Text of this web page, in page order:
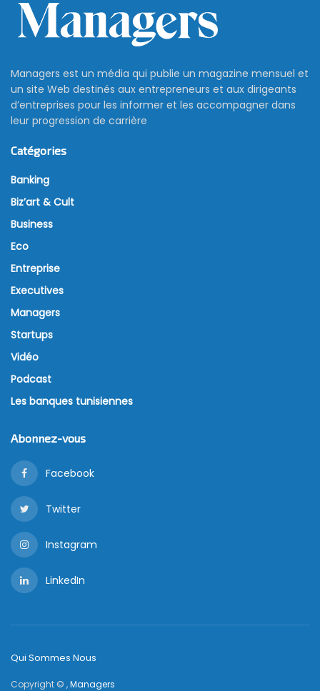
Managers est un média qui publie un magazine mensuel et
un site Web destinés aux entrepreneurs et aux dirigeants
d’entreprises pour les informer et les accompagner dans
leur progression de carrière
Catégories
Banking
Biz’art & Cult
Business
Eco
Entreprise
Executives
Managers
Startups
Vidéo
Podcast
Les banques tunisiennes
Abonnez-vous
Facebook
Twitter
Instagram
LinkedIn
Qui Sommes Nous
Copyright © ,Managers